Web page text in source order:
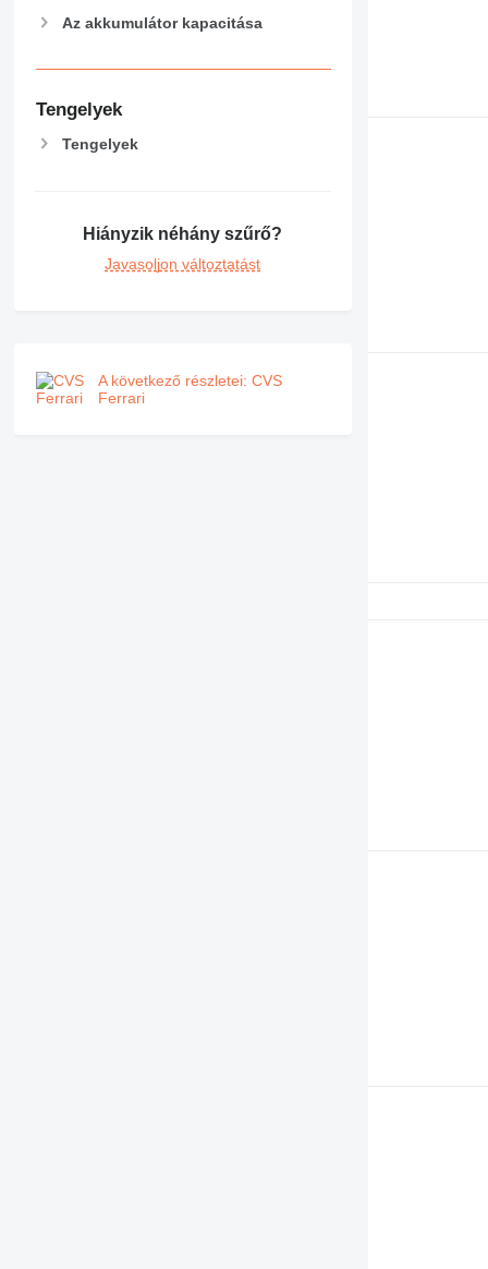
Az akkumulátor kapacitása
Tengelyek
Tengelyek
Hiányzik néhány szűrő?
Javasoljon változtatást
A következő részletei: CVS
Ferrari